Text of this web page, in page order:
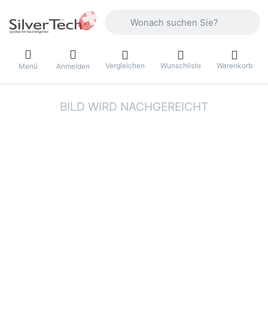
Menü Anmelden Vergleichen Wunschliste Warenkorb